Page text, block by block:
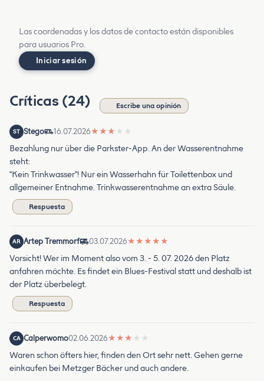
Las coordenadas y los datos de contacto están disponibles
para usuarios Pro.
Iniciar sesión
Críticas (24) Escribe una opinión
ST Stego 16.07.2026★ ★ ★ ★ ★
Bezahlung nur über die Parkster-App. An der Wasserentnahme
steht:
"Kein Trinkwasser"! Nur ein Wasserhahn für Toilettenbox und
allgemeiner Entnahme. Trinkwasserentnahme an extra Säule.
Respuesta
AR Artep Tremmorf 03.07.2026★ ★ ★ ★ ★
Vorsicht! Wer im Moment also vom 3. - 5. 07. 2026 den Platz
anfahren möchte. Es findet ein Blues-Festival statt und deshalb ist
der Platz überbelegt.
Respuesta
CA Calperwomo02.06.2026★ ★ ★ ★ ★
Waren schon öfters hier, finden den Ort sehr nett. Gehen gerne
einkaufen bei Metzger Bäcker und auch andere.